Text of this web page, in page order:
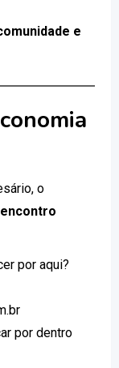
e
o
por aqui?
por dentro